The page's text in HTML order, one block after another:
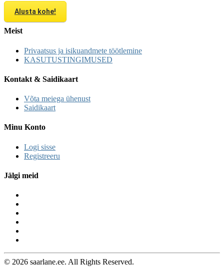
Alusta kohe!
Meist
Privaatsus ja isikuandmete töötlemine
KASUTUSTINGIMUSED
Kontakt & Saidikaart
Võta meiega ühenust
Saidikaart
Minu Konto
Logi sisse
Registreeru
Jälgi meid
© 2026 saarlane.ee. All Rights Reserved.